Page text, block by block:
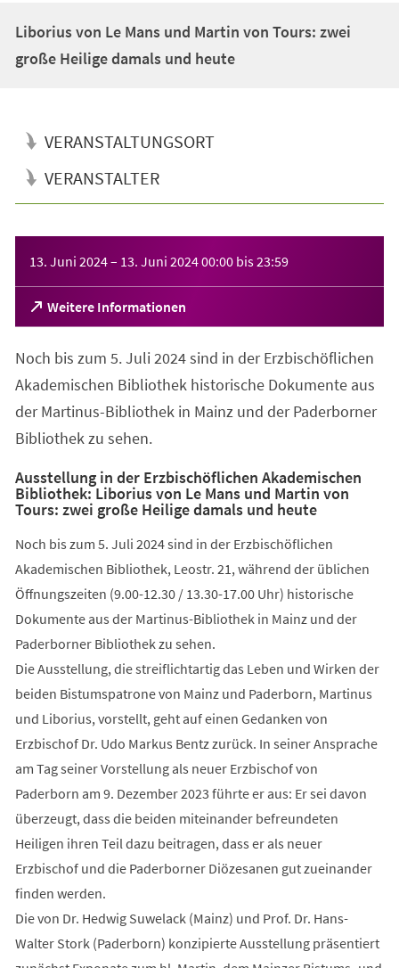
Liborius von Le Mans und Martin von Tours: zwei
große Heilige damals und heute
VERANSTALTUNGSORT
VERANSTALTER
13. Juni 2024– 13. Juni 202400:00 bis23:59
Weitere Informationen
(Öffnet
in
neuen
Tab)
Noch bis zum 5. Juli 2024 sind in der Erzbischöflichen
Akademischen Bibliothek historische Dokumente aus
der Martinus-Bibliothek in Mainz und der Paderborner
Bibliothek zu sehen.
Ausstellung in der Erzbischöflichen Akademischen
Bibliothek: Liborius von Le Mans und Martin von
Tours: zwei große Heilige damals und heute
Noch bis zum 5. Juli 2024 sind in der Erzbischöflichen
Akademischen Bibliothek, Leostr. 21, während der üblichen
Öffnungszeiten (9.00-12.30 / 13.30-17.00 Uhr) historische
Dokumente aus der Martinus-Bibliothek in Mainz und der
Paderborner Bibliothek zu sehen.
Die Ausstellung, die streiflichtartig das Leben und Wirken der
beiden Bistumspatrone von Mainz und Paderborn, Martinus
und Liborius, vorstellt, geht auf einen Gedanken von
Erzbischof Dr. Udo Markus Bentz zurück. In seiner Ansprache
am Tag seiner Vorstellung als neuer Erzbischof von
Paderborn am 9. Dezember 2023 führte er aus: Er sei davon
überzeugt, dass die beiden miteinander befreundeten
Heiligen ihren Teil dazu beitragen, dass er als neuer
Erzbischof und die Paderborner Diözesanen gut zueinander
finden werden.
Die von Dr. Hedwig Suwelack (Mainz) und Prof. Dr. Hans-
Walter Stork (Paderborn) konzipierte Ausstellung präsentiert